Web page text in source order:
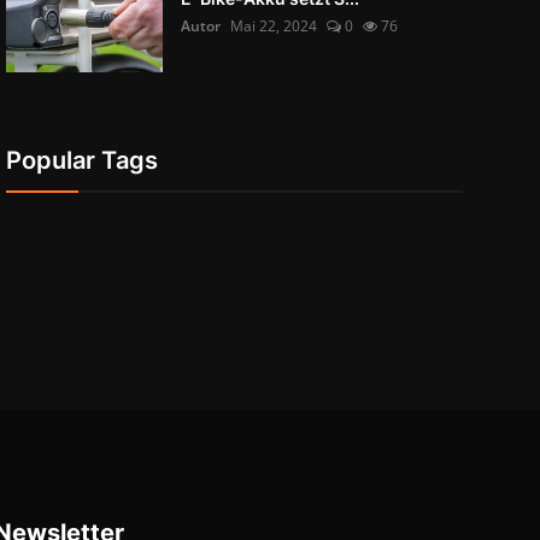
Autor Mai 22, 2024 0 76
Popular Tags